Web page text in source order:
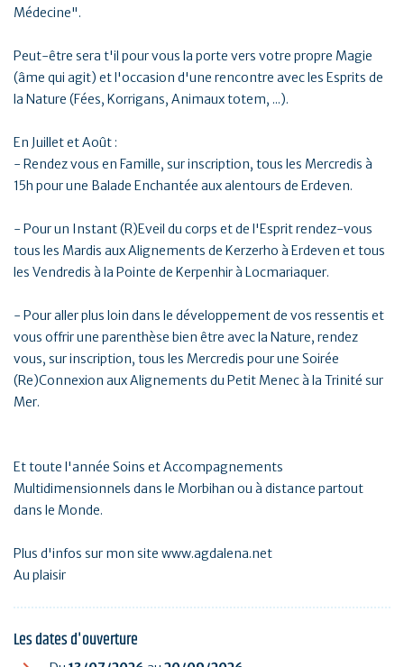
Médecine".
Peut-être sera t'il pour vous la porte vers votre propre Magie
(âme qui agit) et l'occasion d'une rencontre avec les Esprits de
la Nature (Fées, Korrigans, Animaux totem, ...).
En Juillet et Août :
- Rendez vous en Famille, sur inscription, tous les Mercredis à
15h pour une Balade Enchantée aux alentours de Erdeven.
- Pour un Instant (R)Eveil du corps et de l'Esprit rendez-vous
tous les Mardis aux Alignements de Kerzerho à Erdeven et tous
les Vendredis à la Pointe de Kerpenhir à Locmariaquer.
- Pour aller plus loin dans le développement de vos ressentis et
vous offrir une parenthèse bien être avec la Nature, rendez
vous, sur inscription, tous les Mercredis pour une Soirée
(Re)Connexion aux Alignements du Petit Menec à la Trinité sur
Mer.
Et toute l'année Soins et Accompagnements
Multidimensionnels dans le Morbihan ou à distance partout
dans le Monde.
Plus d'infos sur mon site www.agdalena.net
Au plaisir
Les dates d'ouverture